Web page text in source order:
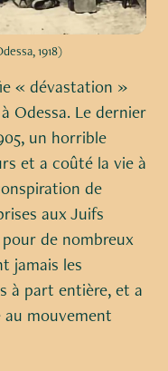
1918)
« dévastation »
Odessa. Le dernier
un horrible
et a coûté la vie à
de
aux Juifs
de nombreux
jamais les
à part entière, et a
mouvement